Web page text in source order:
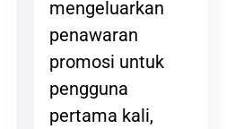
mengeluarkan
penawaran
promosi untuk
pengguna
pertama kali,